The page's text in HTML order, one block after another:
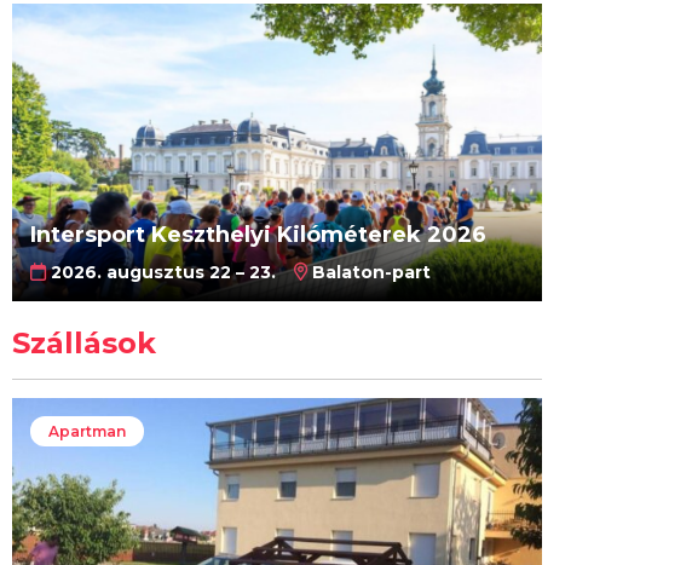
Intersport Keszthelyi Kilóméterek 2026
2026. augusztus 22 – 23. Balaton-part
Szállások
Apartman